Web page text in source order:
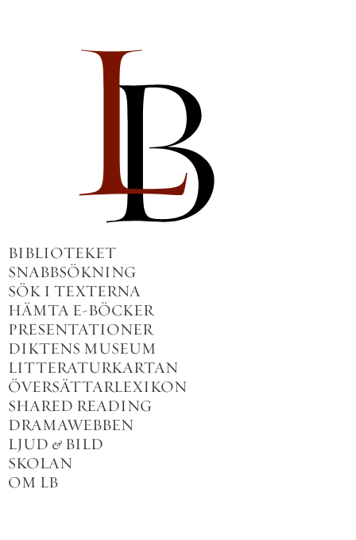
BIBLIOTEKET
SNABBSÖKNING
SÖK I TEXTERNA
HÄMTA E-BÖCKER
PRESENTATIONER
DIKTENS MUSEUM
LITTERATURKARTAN
ÖVERSÄTTARLEXIKON
SHARED READING
DRAMAWEBBEN
LJUD & BILD
SKOLAN
OM LB